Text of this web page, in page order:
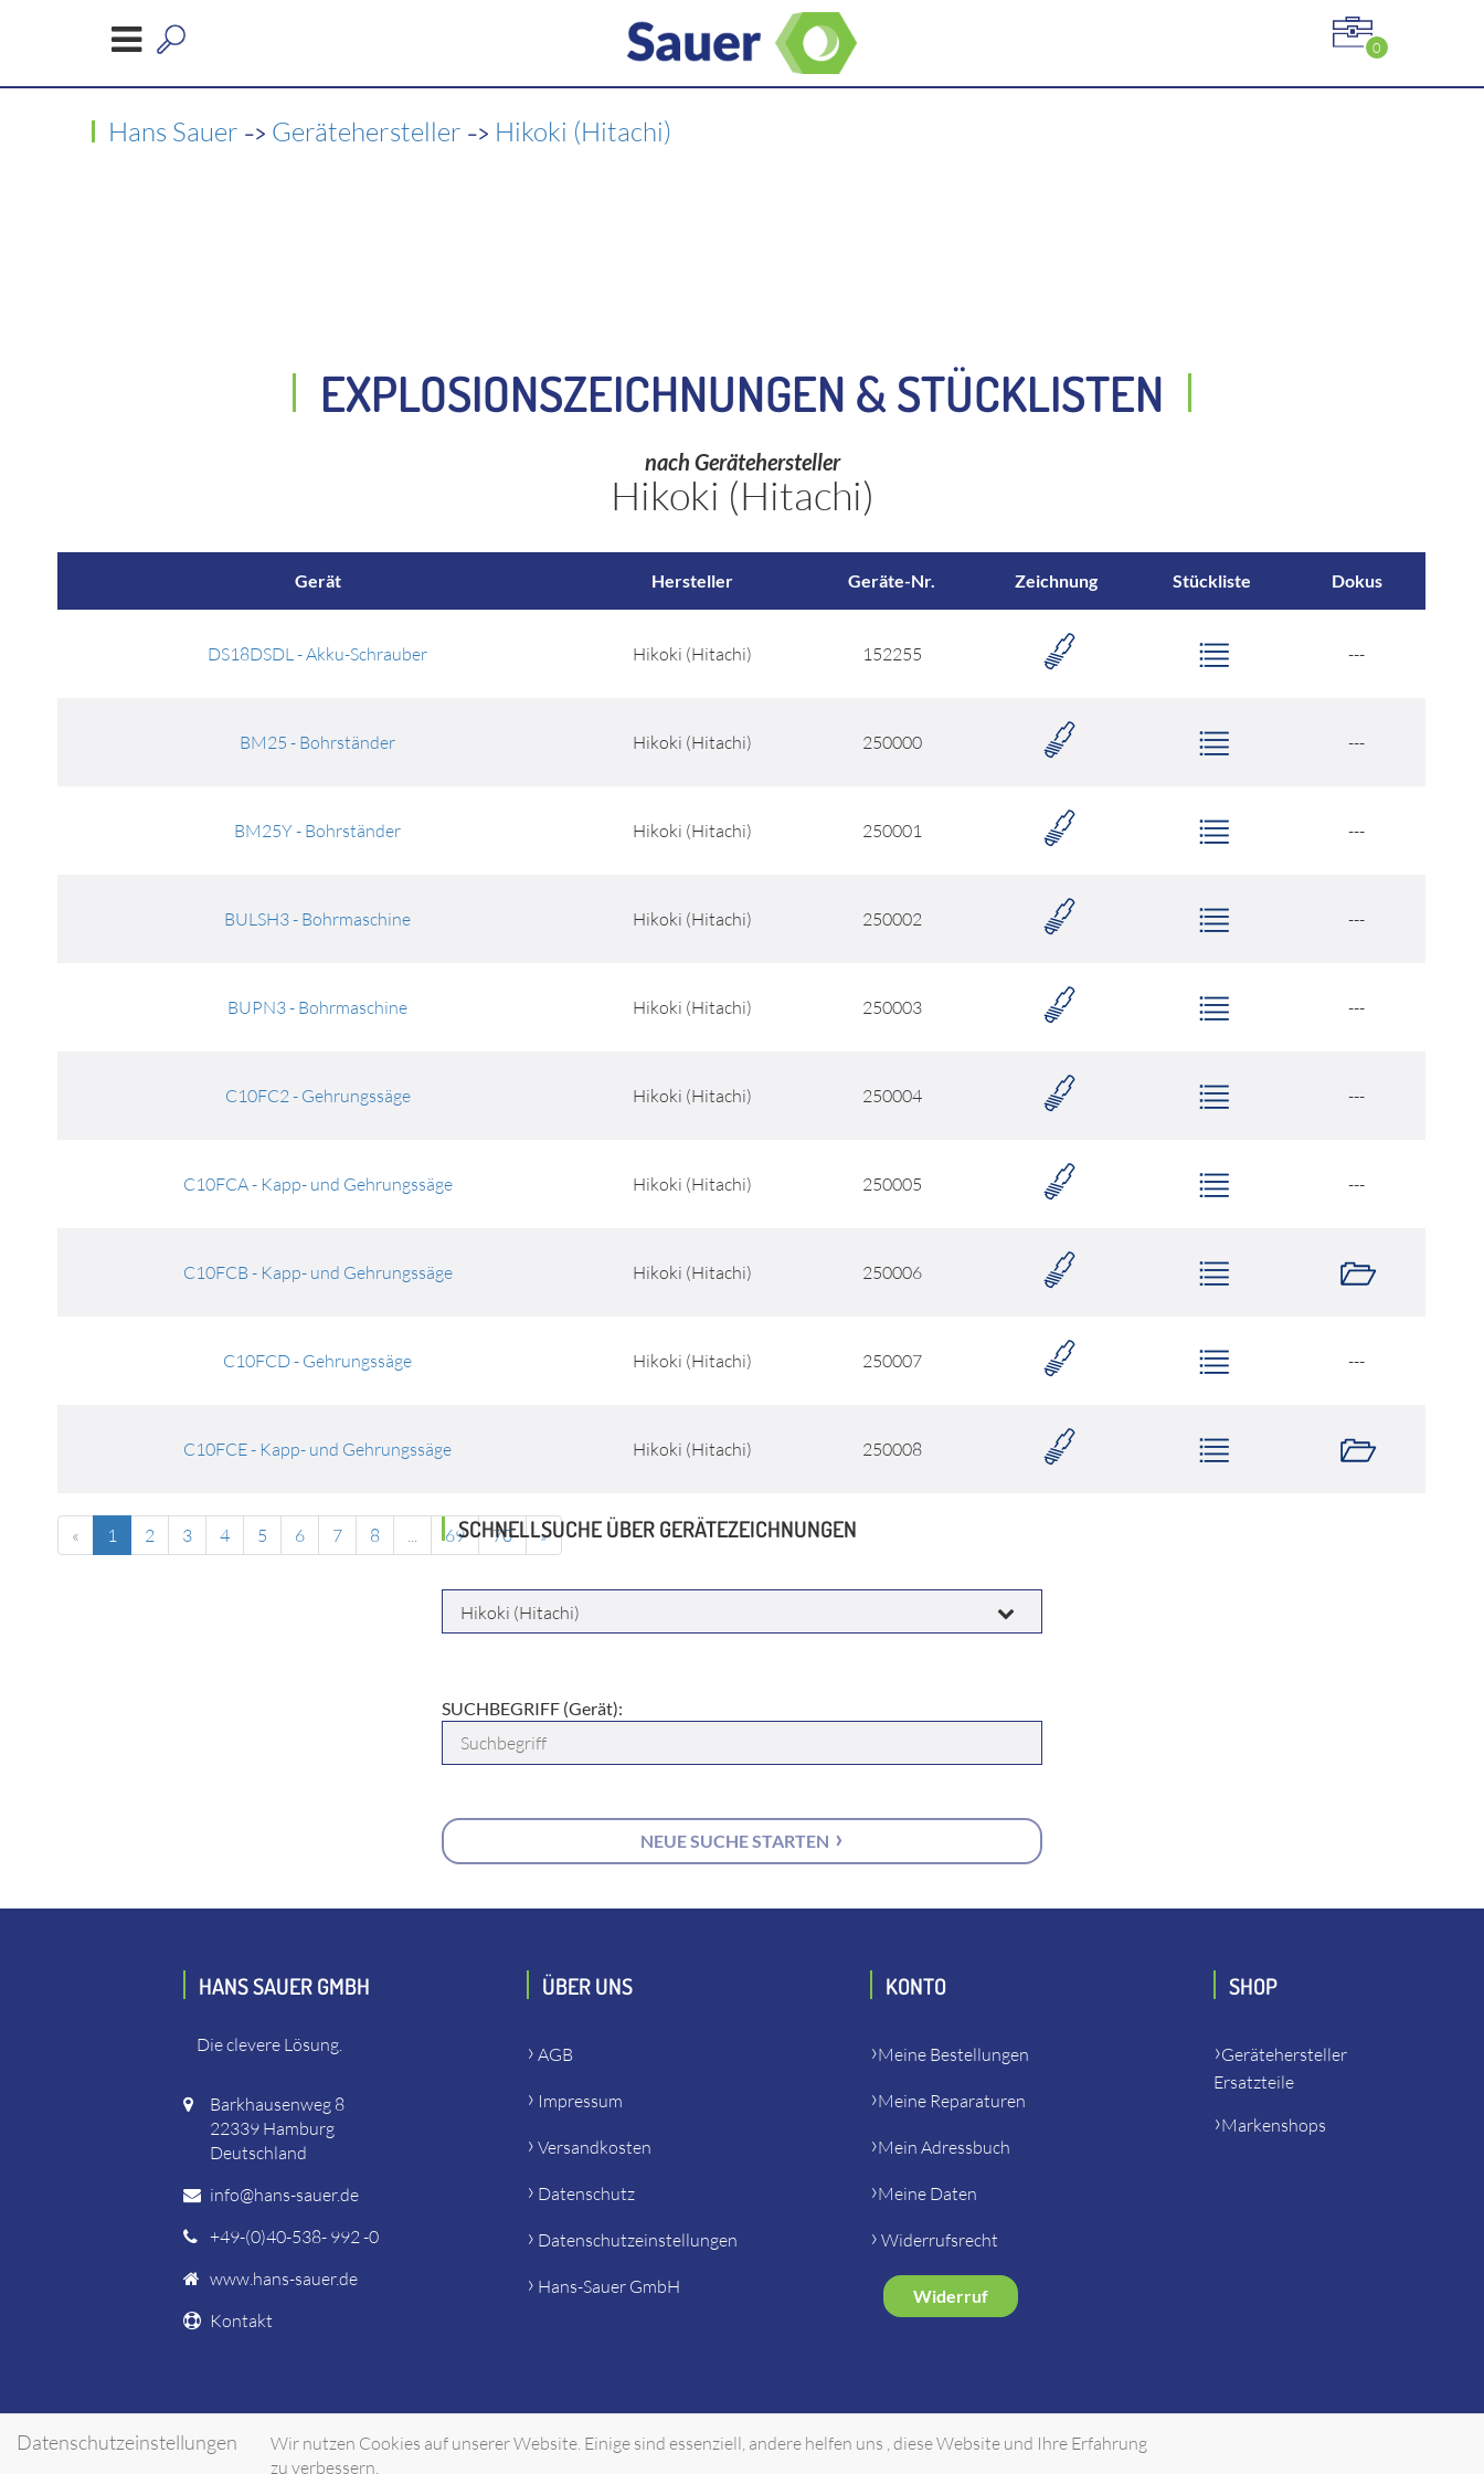
0
Hans Sauer -> Gerätehersteller -> Hikoki (Hitachi)
EXPLOSIONSZEICHNUNGEN & STÜCKLISTEN
nach Gerätehersteller
Hikoki (Hitachi)
Gerät Hersteller Geräte-Nr. Zeichnung Stückliste Dokus
DS18DSDL - Akku-Schrauber Hikoki (Hitachi) 152255 ---
BM25 - Bohrständer Hikoki (Hitachi) 250000 ---
BM25Y - Bohrständer Hikoki (Hitachi) 250001 ---
BULSH3 - Bohrmaschine Hikoki (Hitachi) 250002 ---
BUPN3 - Bohrmaschine Hikoki (Hitachi) 250003 ---
C10FC2 - Gehrungssäge Hikoki (Hitachi) 250004 ---
C10FCA - Kapp- und Gehrungssäge Hikoki (Hitachi) 250005 ---
C10FCB - Kapp- und Gehrungssäge Hikoki (Hitachi) 250006
C10FCD - Gehrungssäge Hikoki (Hitachi) 250007 ---
C10FCE - Kapp- und Gehrungssäge Hikoki (Hitachi) 250008
« 1 2 3 4 5 6 7 8 ... 69 70 »
SCHNELLSUCHE ÜBER GERÄTEZEICHNUNGEN
HERSTELLER:
SUCHBEGRIFF (Gerät):
NEUE SUCHE STARTEN
HANS SAUER GMBH
Die clevere Lösung.
Barkhausenweg 8
22339 Hamburg
Deutschland
info@hans-sauer.de
+49-(0)40-538- 992 -0
www.hans-sauer.de
Kontakt
ÜBER UNS
AGB
Impressum
Versandkosten
Datenschutz
Datenschutzeinstellungen
Hans-Sauer GmbH
KONTO
Meine Bestellungen
Meine Reparaturen
Mein Adressbuch
Meine Daten
Widerrufsrecht
Widerruf
SHOP
Gerätehersteller
Ersatzteile
Markenshops
Datenschutzeinstellungen
Wir nutzen Cookies auf unserer Website. Einige sind essenziell, andere helfen uns , diese Website und Ihre Erfahrung
zu verbessern.